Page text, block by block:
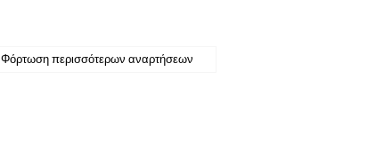
Φόρτωση περισσότερων αναρτήσεων